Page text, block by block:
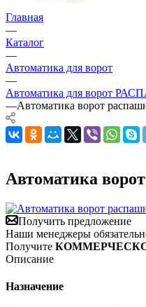
Главная
—
Каталог
—
Автоматика для ворот
—
Автоматика для ворот
—Автоматика ворот
Автоматика
Получить предложение
Наши менеджеры
Получите
Описание
Назначение